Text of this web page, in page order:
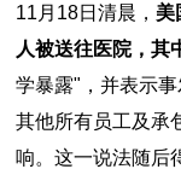
11月18日清晨， 美
人被送往医院，其
学暴露"，并表示
其他所有员工及承
响。这一说法随后